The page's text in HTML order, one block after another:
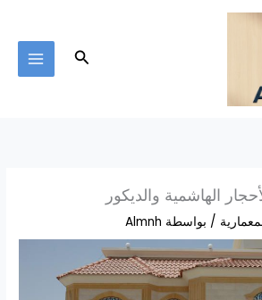
البحث
الهاشمية والديكور
/ بواسطة Almnh